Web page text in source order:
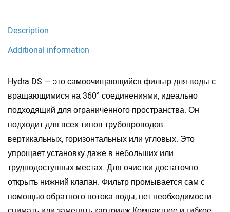
Description
Additional information
Hydra DS — это самоочищающийся фильтр для воды с
вращающимися на 360° соединениями, идеально
подходящий для ограниченного пространства. Он
подходит для всех типов трубопроводов:
вертикальных, горизонтальных или угловых. Это
упрощает установку даже в небольших или
труднодоступных местах. Для очистки достаточно
открыть нижний клапан. Фильтр промывается сам с
помощью обратного потока воды, нет необходимости